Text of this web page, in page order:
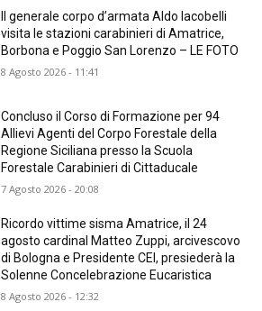
Il generale corpo d’armata Aldo Iacobelli
visita le stazioni carabinieri di Amatrice,
Borbona e Poggio San Lorenzo – LE FOTO
8 Agosto 2026 - 11:41
Concluso il Corso di Formazione per 94
Allievi Agenti del Corpo Forestale della
Regione Siciliana presso la Scuola
Forestale Carabinieri di Cittaducale
7 Agosto 2026 - 20:08
Ricordo vittime sisma Amatrice, il 24
agosto cardinal Matteo Zuppi, arcivescovo
di Bologna e Presidente CEI, presiederà la
Solenne Concelebrazione Eucaristica
8 Agosto 2026 - 12:32